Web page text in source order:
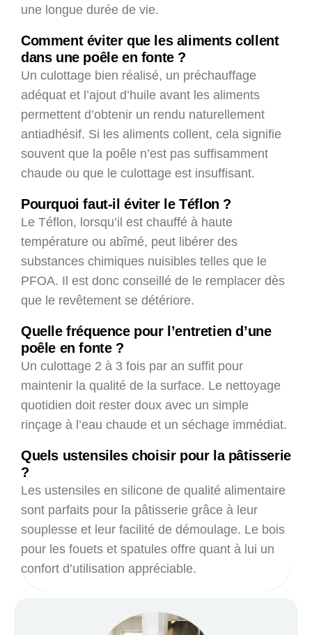
une longue durée de vie.
Comment éviter que les aliments collent
dans une poêle en fonte ?
Un culottage bien réalisé, un préchauffage
adéquat et l’ajout d’huile avant les aliments
permettent d’obtenir un rendu naturellement
antiadhésif. Si les aliments collent, cela signifie
souvent que la poêle n’est pas suffisamment
chaude ou que le culottage est insuffisant.
Pourquoi faut-il éviter le Téflon ?
Le Téflon, lorsqu’il est chauffé à haute
température ou abîmé, peut libérer des
substances chimiques nuisibles telles que le
PFOA. Il est donc conseillé de le remplacer dès
que le revêtement se détériore.
Quelle fréquence pour l’entretien d’une
poêle en fonte ?
Un culottage 2 à 3 fois par an suffit pour
maintenir la qualité de la surface. Le nettoyage
quotidien doit rester doux avec un simple
rinçage à l’eau chaude et un séchage immédiat.
Quels ustensiles choisir pour la pâtisserie
?
Les ustensiles en silicone de qualité alimentaire
sont parfaits pour la pâtisserie grâce à leur
souplesse et leur facilité de démoulage. Le bois
pour les fouets et spatules offre quant à lui un
confort d’utilisation appréciable.